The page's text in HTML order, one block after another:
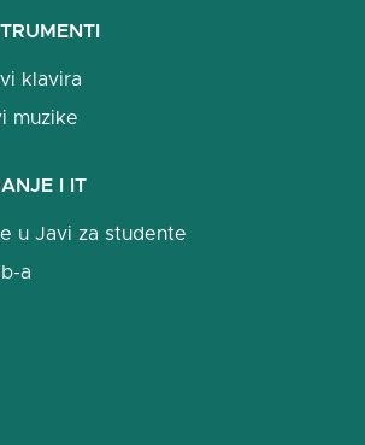
klavira
muzike
I IT
u Javi za studente
a